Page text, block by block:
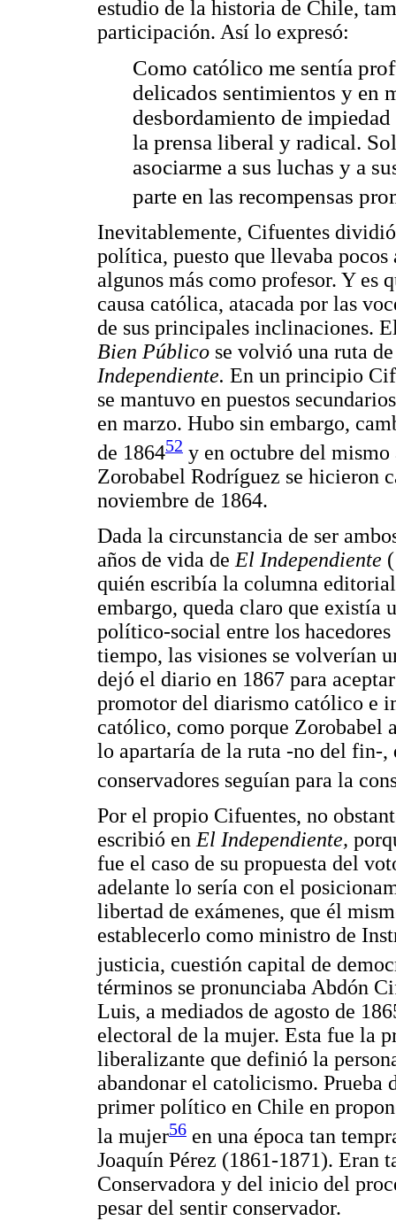
estudio de la historia de Chile,
participación. Así lo expresó:
Como católico me sentía
delicados sentimientos y en
desbordamiento de
la prensa liberal y radical.
asociarme a sus luchas y a
parte en las recompensas
Inevitablemente, Cifuentes
política, puesto que llevaba pocos
algunos más como profesor. Y es
causa católica, atacada por las
de sus principales inclinaciones.
Bien Público se volvió una ruta
Independiente. En un principio
se mantuvo en puestos
en marzo. Hubo sin embargo,
de 186452 y en octubre del mismo
Zorobabel Rodríguez se hicieron
noviembre de 1864.
Dada la circunstancia de ser
años de vida de El Independiente
quién escribía la columna
embargo, queda claro que existía
político-social entre los
tiempo, las visiones se volverían
dejó el diario en 1867 para
promotor del diarismo católico e
católico, como porque Zorobabel
lo apartaría de la ruta -no del fin-,
conservadores seguían para la
Por el propio Cifuentes, no
escribió en El Independiente,
fue el caso de su propuesta del
adelante lo sería con el
libertad de exámenes, que él
establecerlo como ministro de
justicia, cuestión capital de
términos se pronunciaba Abdón
Luis, a mediados de agosto de
electoral de la mujer. Esta fue la
liberalizante que definió la
abandonar el catolicismo. Prueba
primer político en Chile en
la mujer56 en una época tan
Joaquín Pérez (1861-1871). Eran
Conservadora y del inicio del
pesar del sentir conservador.